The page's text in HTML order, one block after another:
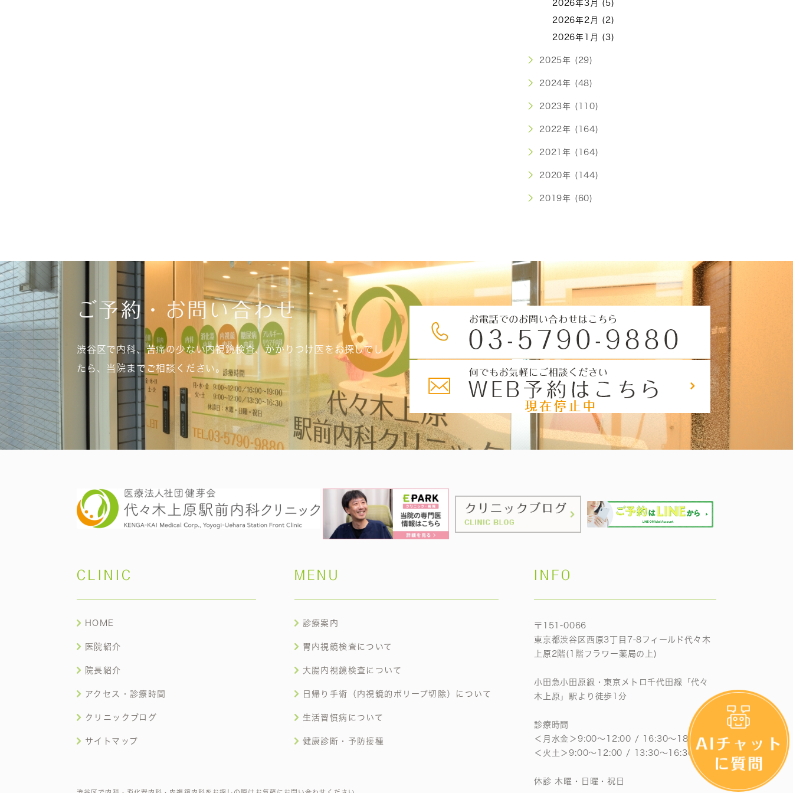
2026年3月 (5)
2026年2月 (2)
2026年1月 (3)
2025年 (29)
2024年 (48)
2023年 (110)
2022年 (164)
2021年 (164)
2020年 (144)
2019年 (60)
ご予約・お問い合わせ
渋谷区で内科、苦痛の少ない内視鏡検査、かかりつけ医をお探しでし
たら、当院までご相談ください。
CLINIC
HOME
医院紹介
院長紹介
アクセス・診療時間
クリニックブログ
サイトマップ
MENU
診療案内
胃内視鏡検査について
大腸内視鏡検査について
日帰り手術（内視鏡的ポリープ切除）について
生活習慣病について
健康診断・予防接種
INFO
〒151-0066
東京都渋谷区西原3丁目7-8フィールド代々木
上原2階(1階フラワー薬局の上)
小田急小田原線・東京メトロ千代田線「代々
木上原」駅より徒歩1分
診療時間
＜月水金＞9:00〜12:00 / 16:30〜18:30
＜火土＞9:00〜12:00 / 13:30〜16:30
休診 木曜・日曜・祝日